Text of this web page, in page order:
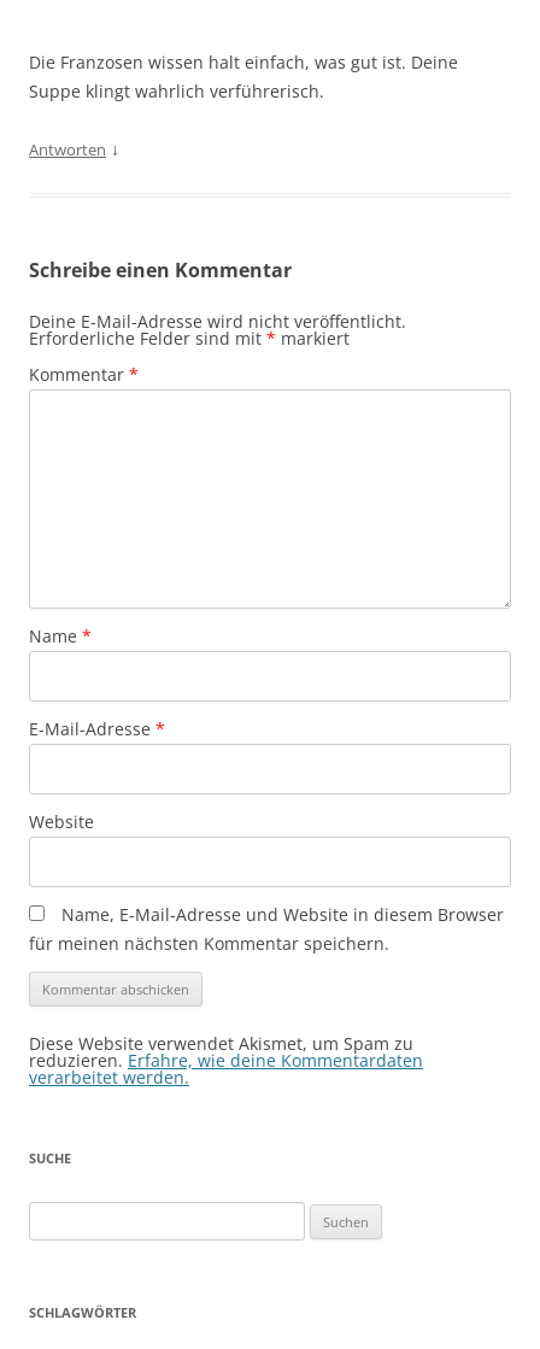
Die Franzosen wissen halt einfach, was gut ist. Deine
Suppe klingt wahrlich verführerisch.
Antworten ↓
Schreibe einen Kommentar
Deine E-Mail-Adresse wird nicht veröffentlicht.
Erforderliche Felder sind mit * markiert
Kommentar *
Name *
E-Mail-Adresse *
Website
Name, E-Mail-Adresse und Website in diesem Browser
für meinen nächsten Kommentar speichern.
Diese Website verwendet Akismet, um Spam zu
reduzieren. Erfahre, wie deine Kommentardaten
verarbeitet werden.
SUCHE
nach:
SCHLAGWÖRTER